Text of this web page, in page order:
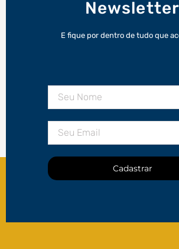
Newsletter
E fique por dentro de tudo que
Cadastrar